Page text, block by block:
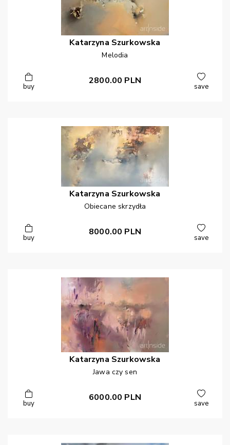
Katarzyna Szurkowska
Melodia
buy
2800.00 PLN
save
Katarzyna Szurkowska
Obiecane skrzydła
buy
8000.00 PLN
save
Katarzyna Szurkowska
Jawa czy sen
buy
6000.00 PLN
save